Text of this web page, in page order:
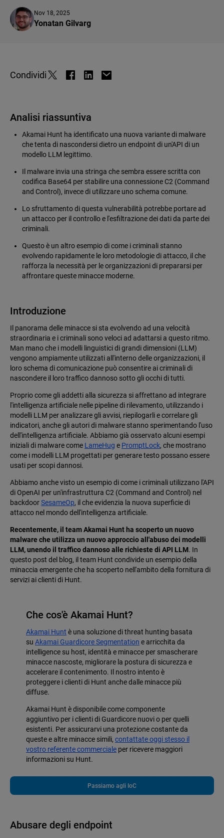
Nov 18, 2025
Yonatan Gilvarg
Condividi
Analisi riassuntiva
Akamai Hunt ha identificato una nuova variante di malware
che tenta di nascondersi dietro un endpoint di un'API di un
modello LLM legittimo.
Il malware invia una stringa che sembra essere scritta con
codifica Base64 per stabilire una connessione C2 (Command
and Control), invece di utilizzare uno schema comune.
Lo sfruttamento di questa vulnerabilità potrebbe portare ad
un attacco per il controllo e l'esfiltrazione dei dati da parte dei
criminali.
Questo è un altro esempio di come i criminali stanno
evolvendo rapidamente le loro metodologie di attacco, il che
rafforza la necessità per le organizzazioni di prepararsi per
affrontare queste minacce moderne.
Introduzione
Il panorama delle minacce si sta evolvendo ad una velocità
straordinaria e i criminali sono veloci ad adattarsi a questo ritmo.
Man mano che i modelli linguistici di grandi dimensioni (LLM)
vengono ampiamente utilizzati all'interno delle organizzazioni, il
loro schema di comunicazione può consentire ai criminali di
nascondere il loro traffico dannoso sotto gli occhi di tutti.
Proprio come gli addetti alla sicurezza si affrettano ad integrare
l'intelligenza artificiale nelle pipeline di rilevamento, utilizzando i
modelli LLM per analizzare gli avvisi, riepilogarli e correlare gli
indicatori, anche gli autori di malware stanno sperimentando l'uso
dell'intelligenza artificiale. Abbiamo già osservato alcuni esempi
iniziali di malware come LameHug e PromptLock, che mostrano
come i modelli LLM progettati per generare testo possano essere
usati per scopi dannosi.
Abbiamo anche visto un esempio di come i criminali utilizzano l'API
di OpenAI per un'infrastruttura C2 (Command and Control) nel
backdoorSesameOp, il che evidenzia la nuova superficie di
attacco nel mondo dell'intelligenza artificiale.
Recentemente, il team Akamai Hunt ha scoperto un nuovo
malware che utilizza un nuovo approccio all'abuso dei modelli
LLM, unendo il traffico dannoso alle richieste di API LLM. In
questo post del blog, il team Hunt condivide un esempio della
minaccia emergente che ha scoperto nell'ambito della fornitura di
servizi ai clienti di Hunt.
Che cos'è Akamai Hunt?
Akamai Hunt è una soluzione di threat hunting basata
su Akamai Guardicore Segmentation e arricchita da
intelligence su host, identità e minacce per smascherare
minacce nascoste, migliorare la postura di sicurezza e
accelerare il contenimento. Il nostro intento è
proteggere i clienti di Hunt anche dalle minacce più
diffuse.
Akamai Hunt è disponibile come componente
aggiuntivo per i clienti di Guardicore nuovi o per quelli
esistenti. Per assicurarvi una protezione costante da
queste e altre minacce simili, contattate oggi stesso il
vostro referente commerciale per ricevere maggiori
informazioni su Hunt.
Passiamo agli IoC
Abusare degli endpoint